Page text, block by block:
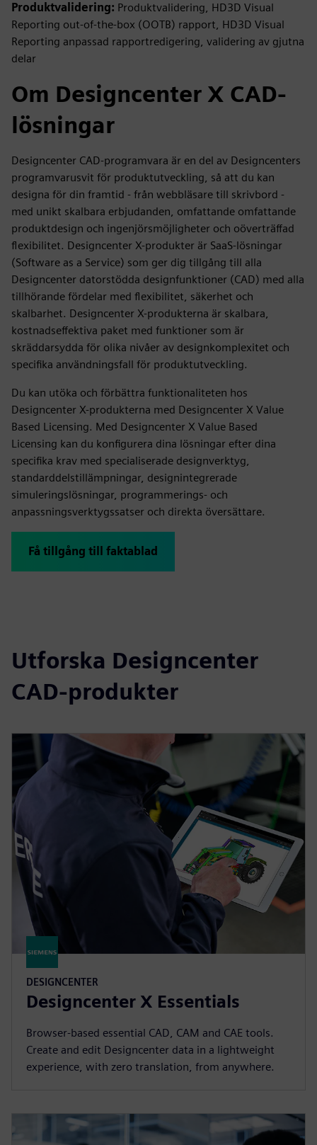
Produktvalidering: Produktvalidering, HD3D Visual
Reporting out-of-the-box (OOTB) rapport, HD3D Visual
Reporting anpassad rapportredigering, validering av gjutna
delar
Om Designcenter X CAD-
lösningar
Designcenter CAD-programvara är en del av Designcenters
programvarusvit för produktutveckling, så att du kan
designa för din framtid - från webbläsare till skrivbord -
med unikt skalbara erbjudanden, omfattande omfattande
produktdesign och ingenjörsmöjligheter och oöverträffad
flexibilitet. Designcenter X-produkter är SaaS-lösningar
(Software as a Service) som ger dig tillgång till alla
Designcenter datorstödda designfunktioner (CAD) med alla
tillhörande fördelar med flexibilitet, säkerhet och
skalbarhet. Designcenter X-produkterna är skalbara,
kostnadseffektiva paket med funktioner som är
skräddarsydda för olika nivåer av designkomplexitet och
specifika användningsfall för produktutveckling.
Du kan utöka och förbättra funktionaliteten hos
Designcenter X-produkterna med Designcenter X Value
Based Licensing. Med Designcenter X Value Based
Licensing kan du konfigurera dina lösningar efter dina
specifika krav med specialiserade designverktyg,
standarddelstillämpningar, designintegrerade
simuleringslösningar, programmerings- och
anpassningsverktygssatser och direkta översättare.
Få tillgång till faktablad
Utforska Designcenter
CAD-produkter
DESIGNCENTER
Designcenter X Essentials
Browser-based essential CAD, CAM and CAE tools.
Create and edit Designcenter data in a lightweight
experience, with zero translation, from anywhere.